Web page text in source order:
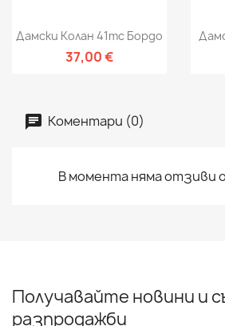
Дамски Колан 41mc Бордо
37,00 €
Коментари (0)
В момента няма отзиви
Получавайте новини и
разпродажби